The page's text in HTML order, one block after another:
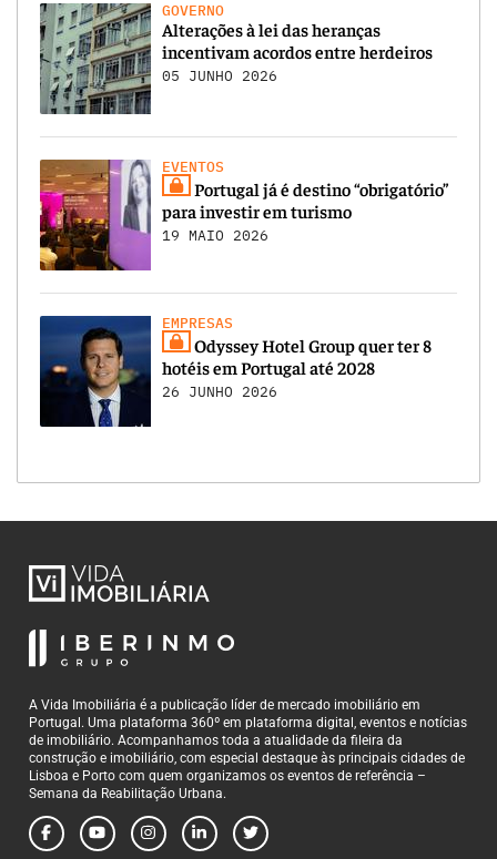
GOVERNO
Alterações à lei das heranças
incentivam acordos entre herdeiros
05 JUNHO 2026
EVENTOS
Portugal já é destino “obrigatório”
para investir em turismo
19 MAIO 2026
EMPRESAS
Odyssey Hotel Group quer ter 8
hotéis em Portugal até 2028
26 JUNHO 2026
A Vida Imobiliária é a publicação líder de mercado imobiliário em
Portugal. Uma plataforma 360º em plataforma digital, eventos e notícias
de imobiliário. Acompanhamos toda a atualidade da fileira da
construção e imobiliário, com especial destaque às principais cidades de
Lisboa e Porto com quem organizamos os eventos de referência –
Semana da Reabilitação Urbana.